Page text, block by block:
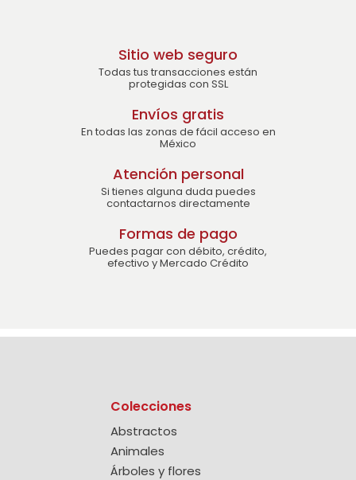
Sitio web seguro
Todas tus transacciones están
protegidas con SSL
Envíos gratis
En todas las zonas de fácil acceso en
México
Atención personal
Si tienes alguna duda puedes
contactarnos directamente
Formas de pago
Puedes pagar con débito, crédito,
efectivo y Mercado Crédito
Colecciones
Abstractos
Animales
Árboles y flores